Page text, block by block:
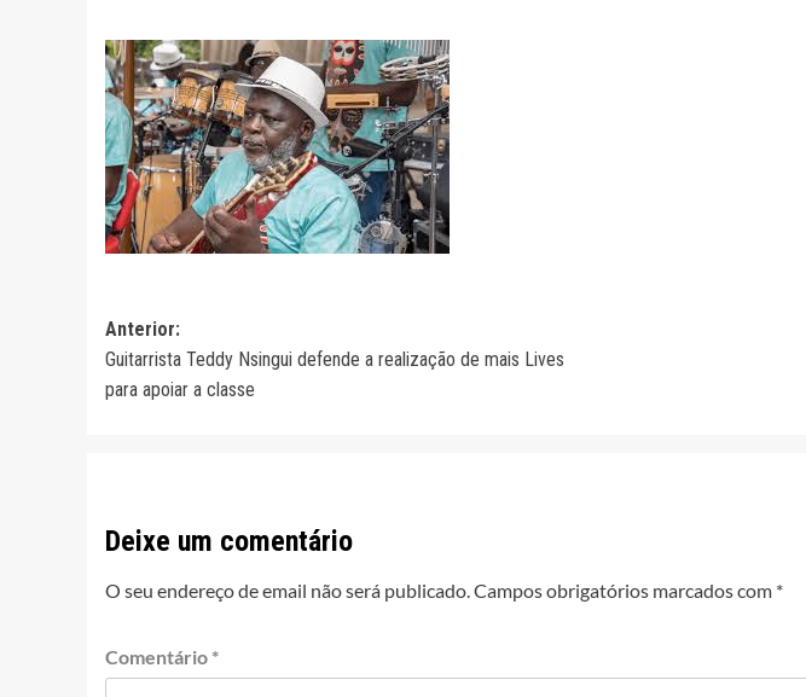
Navegação
de
artigos
Anterior:
Guitarrista Teddy Nsingui defende a realização de mais Lives
para apoiar a classe
Deixe um comentário
O seu endereço de email não será publicado.Campos obrigatórios marcados com *
Comentário *